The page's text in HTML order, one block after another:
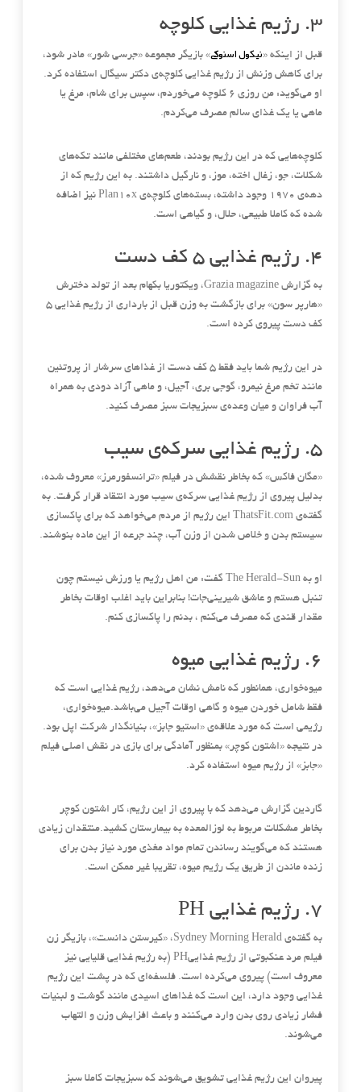
۳. رژیم غذایی کلوچه
قبل از اینکه «نیکول اسنوکی» بازیگر مجموعه «جرسی شور» مادر شود،
برای کاهش وزنش از رژیم غذایی کلوچه‌ی دکتر سیگال استفاده کرد.
او می‌گوید:
من روزی ۶ کلوچه می‌خوردم، سپس برای شام، مرغ یا
ماهی یا یک غذای سالم مصرف می‌کردم.
کلوچه‌هایی که در این رژیم بودند، طعم‌های مختلفی مانند تکه‌های
شکلات، جو، زغال اخته، موز، و نارگیل داشتند. به این رژیم که از
دهه‌ی ۱۹۷۰ وجود داشته، بسته‌های کلوچه‌ی
Plan10x نیز اضافه
شده که کاملا طبیعی، حلال، و گیاهی است.
۴. رژیم غذایی ۵ کف دست
به گزارش Grazia magazine، ویکتوریا بکهام بعد از تولد دخترش
«هارپر سون»
برای بازگشت به وزن قبل از بارداری از رژیم غذایی ۵
کف دست پیروی کرده است.
در این رژیم شما باید فقط ۵ کف دست از غذاهای سرشار از پروتئین
مانند تخم مرغ نیمرو، گوجی بری، آجیل، و ماهی آزاد دودی به همراه
آب فراوان و میان وعده‌ی سبزیجات سبز مصرف کنید.
۵. رژیم غذایی سرکه‌ی سیب
«مگان فاکس» که بخاطر نقشش در فیلم «ترانسفورمرز» معروف شده،
بدلیل پیروی از رژیم غذایی سرکه‌ی سیب مورد انتقاد قرار گرفت. به
گفته‌ی ThatsFit.com این رژیم از مردم می‌خواهد که برای پاکسازی
سیستم بدن و خلاص شدن از وزن آب، چند جرعه از این ماده بنوشند.
او به The Herald-Sun گفت: من اهل رژیم یا ورزش نیستم چون
تنبل هستم و عاشق شیرینی‌جات! بنابراین باید اغلب اوقات بخاطر
مقدار قندی که مصرف می‌کنم ، بدنم را پاکسازی کنم.
۶. رژیم غذایی میوه
میوه‌خواری، همانطور که نامش نشان می‌دهد، رژیم غذایی است که
فقط شامل خوردن میوه و گاهی اوقات آجیل می‌باشد.میوه‌خواری،
رژیمی است که مورد علاقه‌ی «استیو جابز»، بنیانگذار شرکت اپل بود.
در نتیجه «اشتون کوچر» بمنظور آمادگی برای بازی در نقش اصلی فیلم
«جابز» از رژیم میوه استفاده کرد.
گاردین گزارش می‌دهد که با پیروی از این رژیم، کار اشتون کوچر
بخاطر مشکلات مربوط به لوزالمعده به بیمارستان کشید.منتقدان زیادی
هستند که می‌گویند رساندن تمام مواد مغذی مورد نیاز بدن برای
زنده ماندن از طریق یک رژیم میوه، تقریبا غیر ممکن است.
۷. رژیم غذایی PH
به گفته‌ی Sydney Morning Herald، «کیرستن دانست»، بازیگر زن
فیلم مرد عنکبوتی از رژیم غذاییPH ( به رژیم غذایی قلیایی نیز
معروف است) پیروی می‌کرده است. فلسفه‌ای که در پشت این رژیم
غذایی وجود دارد، این است که غذاهای اسیدی مانند گوشت و لبنیات
فشار زیادی روی بدن وارد می‌کنند و باعث افزایش وزن و التهاب
می‌شوند.
پیروان این رژیم غذایی تشویق می‌شوند که سبزیجات کاملا سبز